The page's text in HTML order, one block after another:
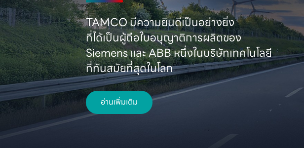
TAMCO มีความยินดีเป็นอย่างยิ่ง
ที่ได้เป็นผู้ถือใบอนุญาติการผลิตของ
Siemens และ ABB หนึ่งในบริษัทเทคโนโลยี
ที่ทันสมัยที่สุดในโลก
อ่านเพิ่มเติม